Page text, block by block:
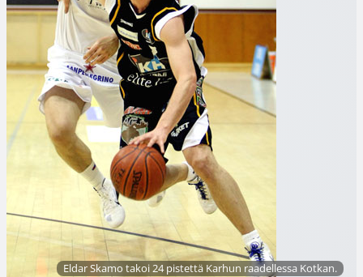
Eldar Skamo takoi 24 pistettä Karhun raadellessa Kotkan.